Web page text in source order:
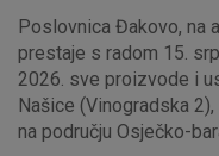
Poslovnica Đakovo, na
prestaje s radom 15.
2026. sve proizvode i
Našice (Vinogradska
na području Osječko-